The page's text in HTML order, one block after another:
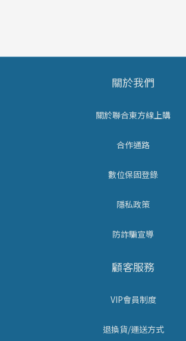
關於我們
關於聯合東方線上購
合作通路
數位保固登錄
隱私政策
防詐騙宣導
顧客服務
VIP會員制度
退換貨/運送方式